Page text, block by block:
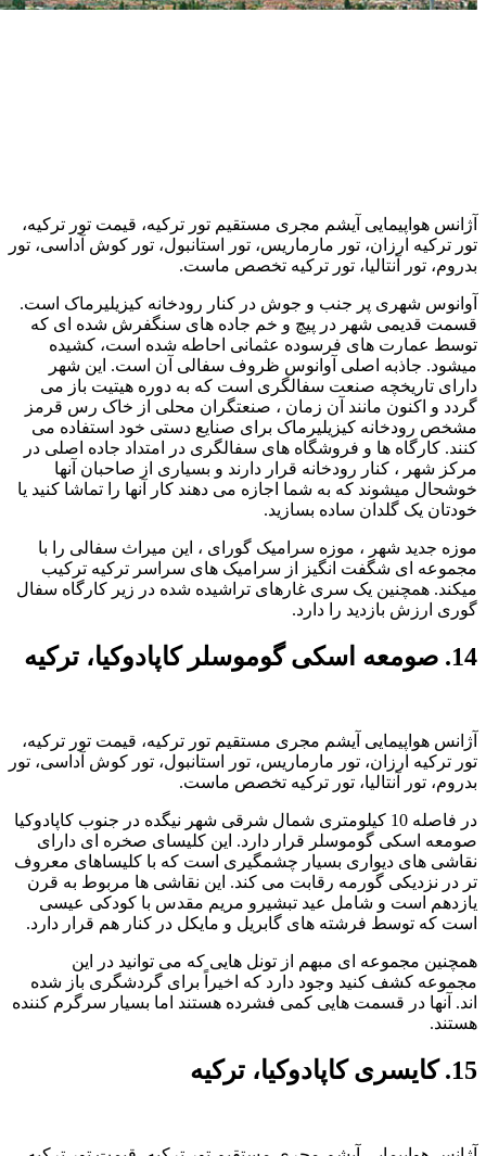
آژانس هواپیمایی آیشم مجری مستقیم تور ترکیه، قیمت تور ترکیه،
تور ترکیه ارزان، تور مارماریس، تور استانبول، تور کوش آداسی، تور
بدروم، تور آنتالیا، تور ترکیه تخصص ماست.
آوانوس شهری پر جنب و جوش در کنار رودخانه کیزیلیرماک است.
قسمت قدیمی شهر در پیچ و خم جاده های سنگفرش شده ای که
توسط عمارت های فرسوده عثمانی احاطه شده است، کشیده
میشود. جاذبه اصلی آوانوس ظروف سفالی آن است. این شهر
دارای تاریخچه صنعت سفالگری است که به دوره هیتیت باز می
گردد و اکنون مانند آن زمان ، صنعتگران محلی از خاک رس قرمز
مشخص رودخانه کیزیلیرماک برای صنایع دستی خود استفاده می
کنند. کارگاه ها و فروشگاه های سفالگری در امتداد جاده اصلی در
مرکز شهر ، کنار رودخانه قرار دارند و بسیاری از صاحبان آنها
خوشحال میشوند که به شما اجازه می دهند کار آنها را تماشا کنید یا
خودتان یک گلدان ساده بسازید.
موزه جدید شهر ، موزه سرامیک گورای ، این میراث سفالی را با
مجموعه ای شگفت انگیز از سرامیک های سراسر ترکیه ترکیب
میکند. همچنین یک سری غارهای تراشیده شده در زیر کارگاه سفال
گوری ارزش بازدید را دارد.
14. صومعه اسکی گوموسلر کاپادوکیا، ترکیه
آژانس هواپیمایی آیشم مجری مستقیم تور ترکیه، قیمت تور ترکیه،
تور ترکیه ارزان، تور مارماریس، تور استانبول، تور کوش آداسی، تور
بدروم، تور آنتالیا، تور ترکیه تخصص ماست.
در فاصله 10 کیلومتری شمال شرقی شهر نیگده در جنوب کاپادوکیا
صومعه اسکی گوموسلر قرار دارد. این کلیسای صخره ای دارای
نقاشی های دیواری بسیار چشمگیری است که با کلیساهای معروف
تر در نزدیکی گورمه رقابت می کند. این نقاشی ها مربوط به قرن
یازدهم است و شامل عید تبشیرو مریم مقدس با کودکی عیسی
است که توسط فرشته های گابریل و مایکل در کنار هم قرار دارد.
همچنین مجموعه ای مبهم از تونل هایی که می توانید در این
مجموعه کشف کنید وجود دارد که اخیراً برای گردشگری باز شده
اند. آنها در قسمت هایی کمی فشرده هستند اما بسیار سرگرم کننده
هستند.
15. کایسری کاپادوکیا، ترکیه